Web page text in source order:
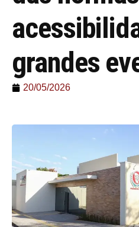
grandes
20/05/2026